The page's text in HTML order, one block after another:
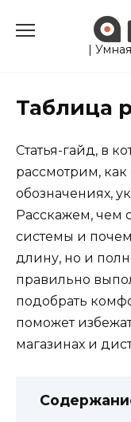
|
Таблица
Статья-гайд, в
рассмотрим,
обозначениях,
Расскажем, чем
системы и
длину, но и
правильно
подобрать
поможет
магазинах и